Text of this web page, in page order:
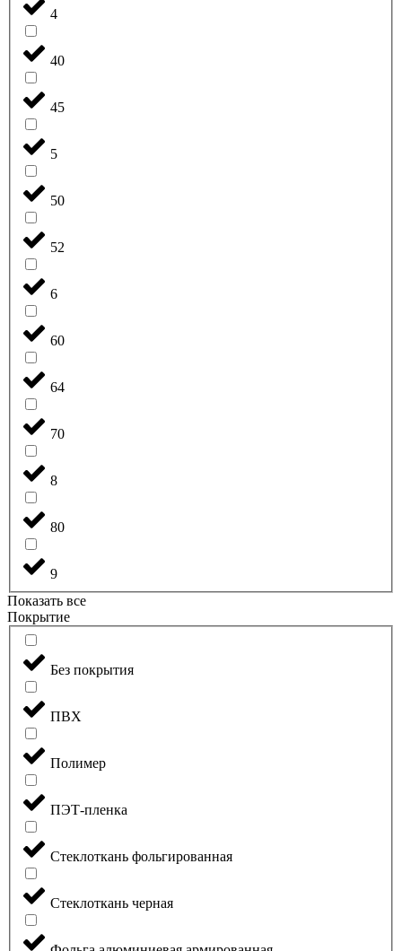
4
40
45
5
50
52
6
60
64
70
8
80
9
Показать все
Покрытие
Без покрытия
ПВХ
Полимер
ПЭТ-пленка
Стеклоткань фольгированная
Стеклоткань черная